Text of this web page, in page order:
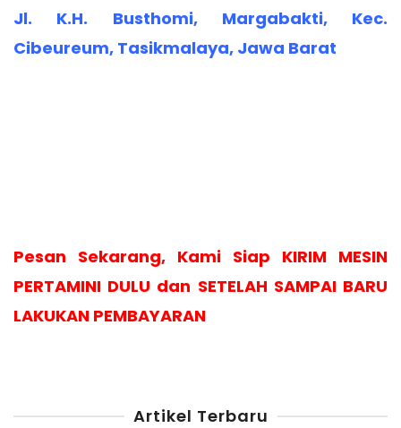
Jl. K.H. Busthomi, Margabakti, Kec.
Cibeureum, Tasikmalaya, Jawa Barat
Pesan Sekarang, Kami Siap KIRIM MESIN
PERTAMINI DULU dan SETELAH SAMPAI BARU
LAKUKAN PEMBAYARAN
Artikel Terbaru